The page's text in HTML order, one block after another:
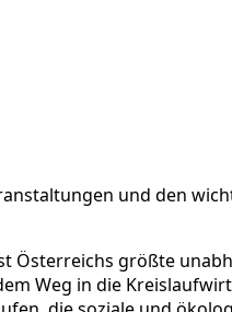
und den
Österreichs größte
Weg in die